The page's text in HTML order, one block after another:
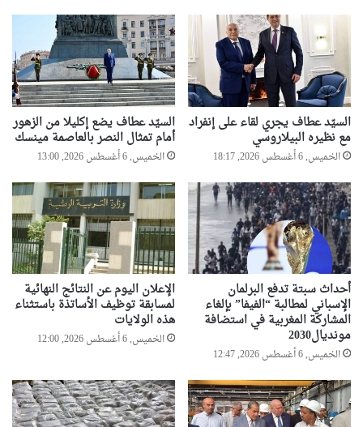
السيّد عطاف يجري لقاء على إنفراد
مع نظيره البيلاروسي
الخميس, 6 أغسطس 2026, 18:17
السيّد عطاف يضع إكليلا من الزهور
أمام تمثال النصر بالعاصمة مينسك
الخميس, 6 أغسطس 2026, 13:00
أحداث سبتة تدفع البرلمان
الإسباني لمطالبة “الفيفا” بإلغاء
المشاركة المغربية في استضافة
مونديال2030
الخميس, 6 أغسطس 2026, 12:47
الإعلان اليوم عن النتائج النهائية
لمسابقة توظيف الأساتذة باستثناء
هذه الولايات
الخميس, 6 أغسطس 2026, 12:00